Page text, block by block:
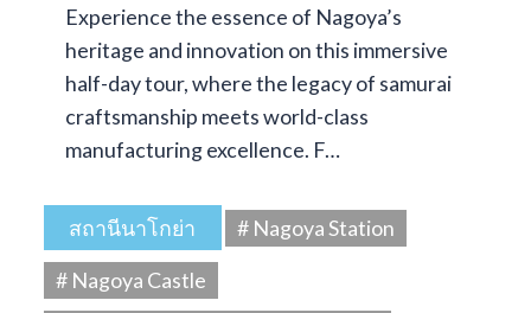
Experience the essence of Nagoya’s
heritage and innovation on this immersive
half-day tour, where the legacy of samurai
craftsmanship meets world-class
manufacturing excellence. F…
สถานีนาโกย่า
# Nagoya Station
# Nagoya Castle